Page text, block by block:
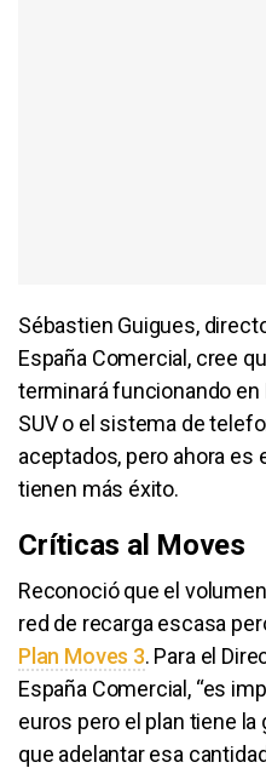
Sébastien Guigues,
España Comercial, cree
terminará funcionando en
SUV o el sistema de
aceptados, pero ahora es
tienen más éxito.
Críticas al Moves
Reconoció que el
red de recarga escasa
Plan Moves 3. Para el
España Comercial, “es
euros pero el plan tiene la
que adelantar esa